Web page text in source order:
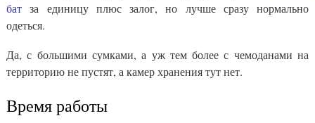
бат за единицу плюс залог, но лучше сразу нормально
одеться.
Да, с большими сумками, а уж тем более с чемоданами на
территорию не пустят, а камер хранения тут нет.
Время работы